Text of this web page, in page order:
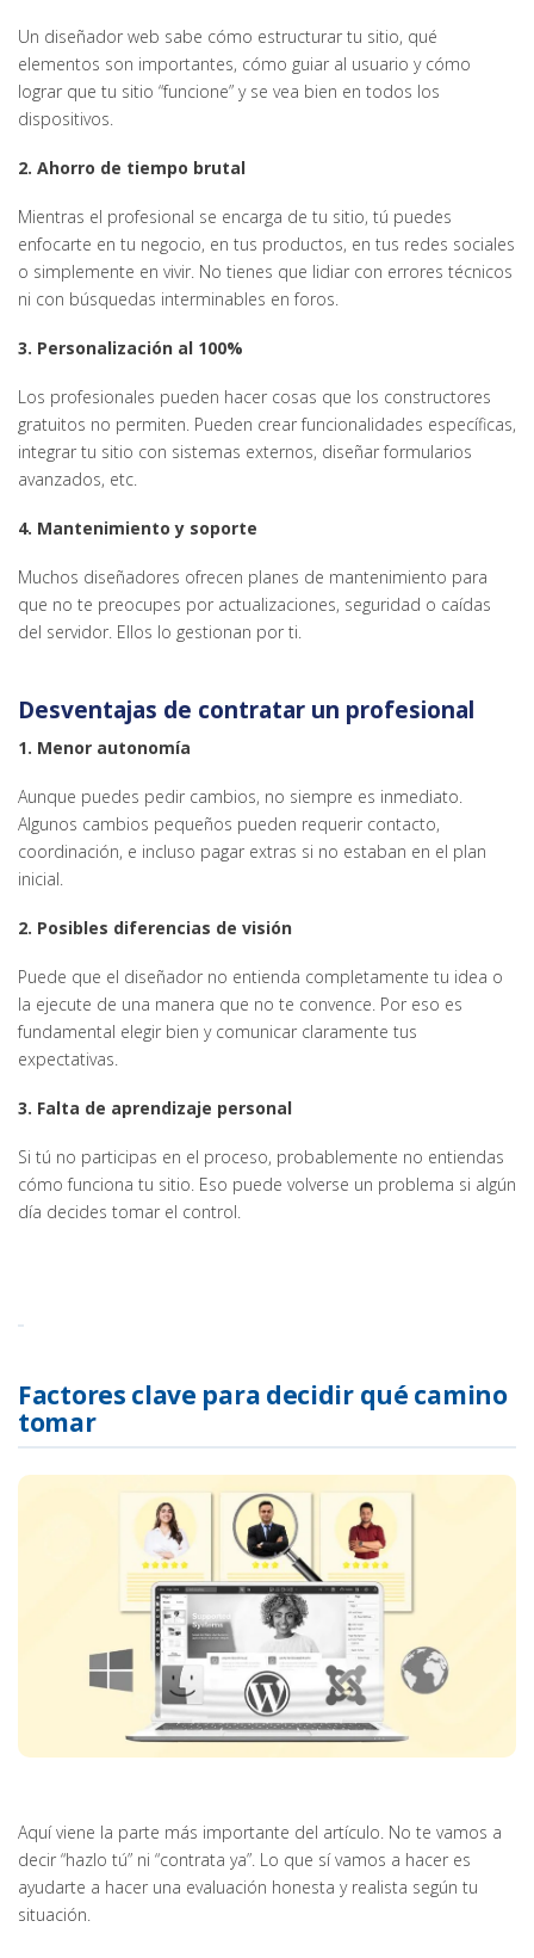
Un diseñador web sabe cómo estructurar tu sitio, qué
elementos son importantes, cómo guiar al usuario y cómo
lograr que tu sitio “funcione” y se vea bien en todos los
dispositivos.
2. Ahorro de tiempo brutal
Mientras el profesional se encarga de tu sitio, tú puedes
enfocarte en tu negocio, en tus productos, en tus redes sociales
o simplemente en vivir. No tienes que lidiar con errores técnicos
ni con búsquedas interminables en foros.
3. Personalización al 100%
Los profesionales pueden hacer cosas que los constructores
gratuitos no permiten. Pueden crear funcionalidades específicas,
integrar tu sitio con sistemas externos, diseñar formularios
avanzados, etc.
4. Mantenimiento y soporte
Muchos diseñadores ofrecen planes de mantenimiento para
que no te preocupes por actualizaciones, seguridad o caídas
del servidor. Ellos lo gestionan por ti.
Desventajas de contratar un profesional
1. Menor autonomía
Aunque puedes pedir cambios, no siempre es inmediato.
Algunos cambios pequeños pueden requerir contacto,
coordinación, e incluso pagar extras si no estaban en el plan
inicial.
2. Posibles diferencias de visión
Puede que el diseñador no entienda completamente tu idea o
la ejecute de una manera que no te convence. Por eso es
fundamental elegir bien y comunicar claramente tus
expectativas.
3. Falta de aprendizaje personal
Si tú no participas en el proceso, probablemente no entiendas
cómo funciona tu sitio. Eso puede volverse un problema si algún
día decides tomar el control.
Factores clave para decidir qué camino
tomar
Aquí viene la parte más importante del artículo. No te vamos a
decir “hazlo tú” ni “contrata ya”. Lo que sí vamos a hacer es
ayudarte a hacer una evaluación honesta y realista según tu
situación.